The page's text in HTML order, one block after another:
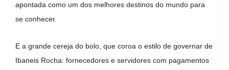
apontada como um dos melhores destinos do mundo para
se conhecer.
E a grande cereja do bolo, que coroa o estilo de governar de
Ibaneis Rocha: fornecedores e servidores com pagamentos